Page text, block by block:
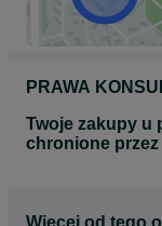
PRAWA
Twoje zakupy u
chronione
Więcej od tego